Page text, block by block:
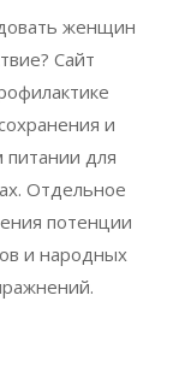
женщин
Сайт
и
для
Отдельное
потенции
и народных